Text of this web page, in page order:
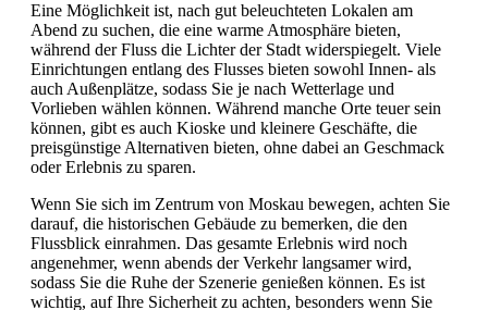
Eine Möglichkeit ist, nach gut beleuchteten Lokalen am
Abend zu suchen, die eine warme Atmosphäre bieten,
während der Fluss die Lichter der Stadt widerspiegelt. Viele
Einrichtungen entlang des Flusses bieten sowohl Innen- als
auch Außenplätze, sodass Sie je nach Wetterlage und
Vorlieben wählen können. Während manche Orte teuer sein
können, gibt es auch Kioske und kleinere Geschäfte, die
preisgünstige Alternativen bieten, ohne dabei an Geschmack
oder Erlebnis zu sparen.
Wenn Sie sich im Zentrum von Moskau bewegen, achten Sie
darauf, die historischen Gebäude zu bemerken, die den
Flussblick einrahmen. Das gesamte Erlebnis wird noch
angenehmer, wenn abends der Verkehr langsamer wird,
sodass Sie die Ruhe der Szenerie genießen können. Es ist
wichtig, auf Ihre Sicherheit zu achten, besonders wenn Sie